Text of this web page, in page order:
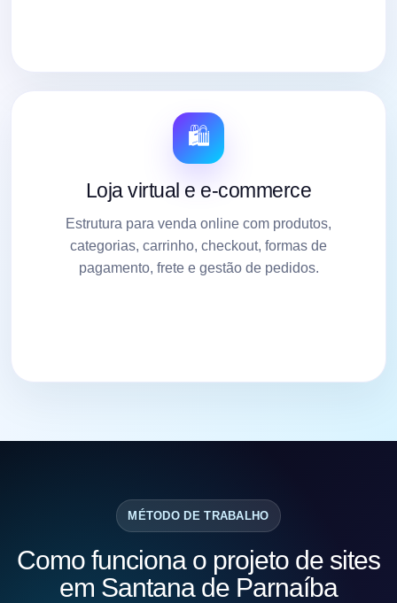
🛍️
Loja virtual e e-commerce
Estrutura para venda online com produtos,
categorias, carrinho, checkout, formas de
pagamento, frete e gestão de pedidos.
MÉTODO DE TRABALHO
Como funciona o projeto de sites
em Santana de Parnaíba